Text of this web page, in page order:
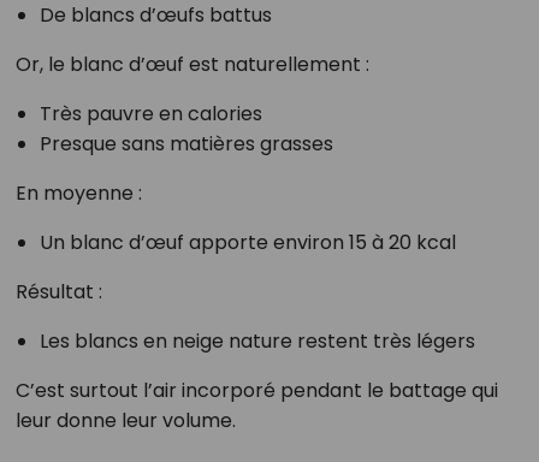
De blancs d’œufs battus
Or, le blanc d’œuf est naturellement :
Très pauvre en calories
Presque sans matières grasses
En moyenne :
Un blanc d’œuf apporte environ 15 à 20 kcal
Résultat :
Les blancs en neige nature restent très légers
C’est surtout l’air incorporé pendant le battage qui
leur donne leur volume.